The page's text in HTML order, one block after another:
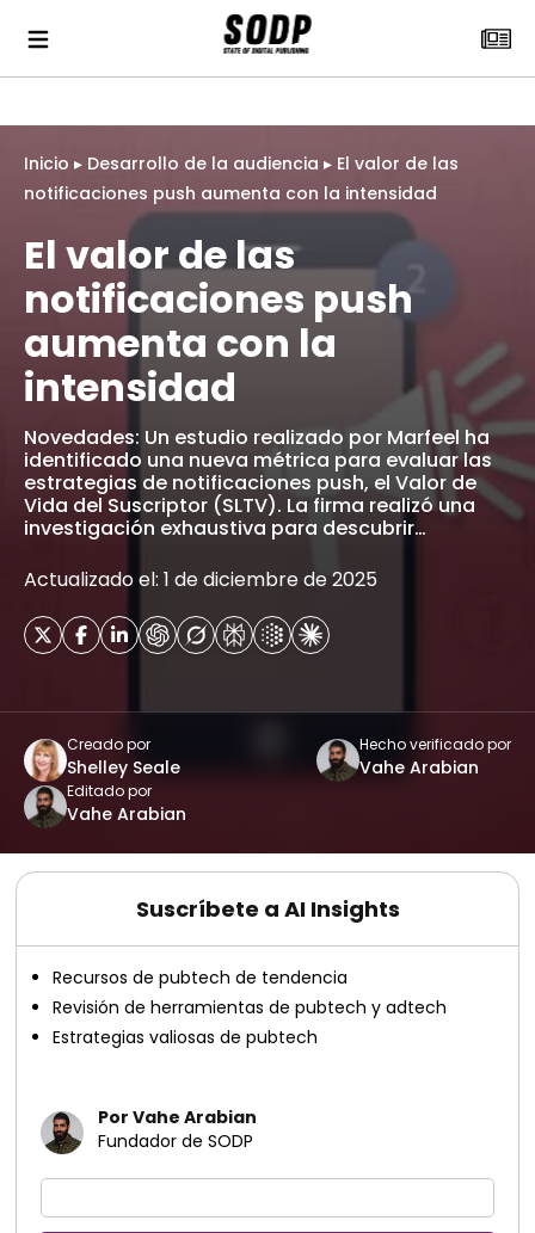
Inicio ▸ Desarrollo de la audiencia ▸ El valor de las
notificaciones push aumenta con la intensidad
El valor de las
notificaciones push
aumenta con la
intensidad
Novedades: Un estudio realizado por Marfeel ha
identificado una nueva métrica para evaluar las
estrategias de notificaciones push, el Valor de
Vida del Suscriptor (SLTV). La firma realizó una
investigación exhaustiva para descubrir…
Actualizado el: 1 de diciembre de 2025
Creado por
Shelley Seale
Hecho verificado por
Vahe Arabian
Editado por
Vahe Arabian
Suscríbete a AI Insights
Recursos de pubtech de tendencia
Revisión de herramientas de pubtech y adtech
Estrategias valiosas de pubtech
Por Vahe Arabian
Fundador de SODP